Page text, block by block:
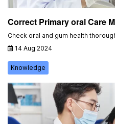
Correct Primary oral Care
Check oral and gum health
14 Aug 2024
Knowledge